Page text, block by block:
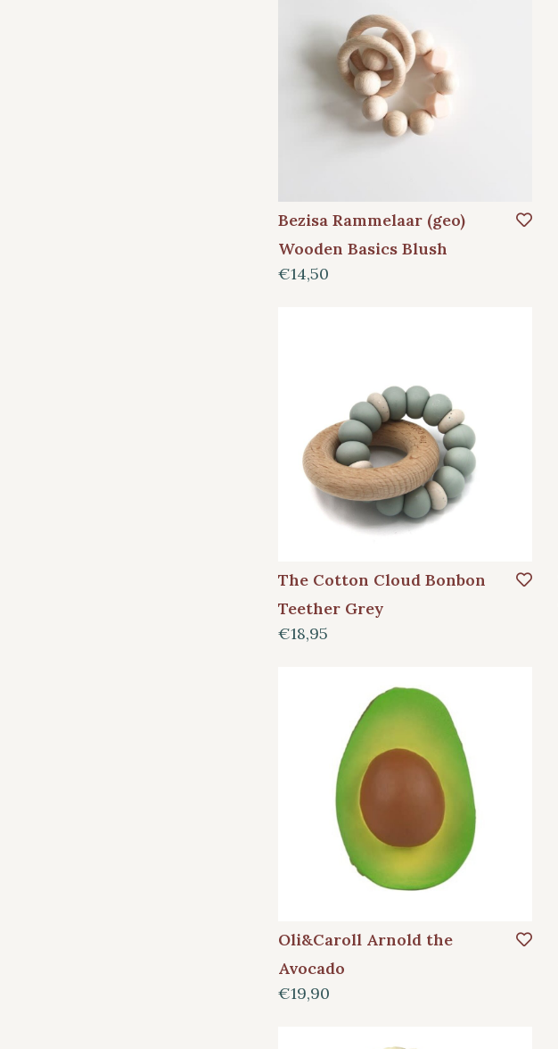
Bezisa Rammelaar (geo)
Wooden Basics Blush
€14,50
The Cotton Cloud Bonbon
Teether Grey
€18,95
Oli&Caroll Arnold the
Avocado
€19,90